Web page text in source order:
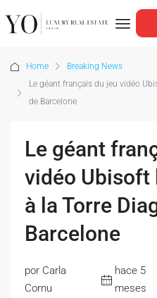
Home
Breaking News
Le géant français du jeu vidéo
de Barcelone
Le géant
vidéo Ubisoft
à la Torre
Barcelone
por Carla
Cornu
hace 5
meses